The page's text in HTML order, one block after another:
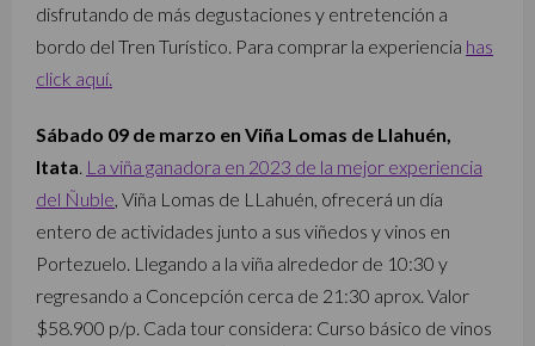
disfrutando de más degustaciones y entretención a
bordo del Tren Turístico. Para comprar la experiencia has
click aquí.
Sábado 09 de marzo en Viña Lomas de Llahuén,
Itata La viña ganadora en 2023 de la mejor experiencia
del Ñuble , Viña Lomas de LLahuén, ofrecerá un día
entero de actividades junto a sus viñedos y vinos en
Portezuelo. Llegando a la viña alrededor de 10:30 y
regresando a Concepción cerca de 21:30 aprox. Valor
$58.900 p/p. Cada tour considera: Curso básico de vinos